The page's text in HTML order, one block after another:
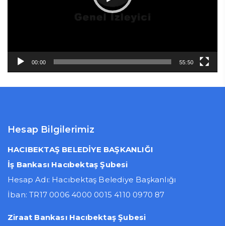
00:00 55:50
Hesap Bilgilerimiz
HACIBEKTAŞ BELEDİYE BAŞKANLIĞI
İş Bankası Hacıbektaş Şubesi
Hesap Adı: Hacıbektaş Belediye Başkanlığı
İban: TR17 0006 4000 0015 4110 0970 87
Ziraat Bankası Hacıbektaş Şubesi